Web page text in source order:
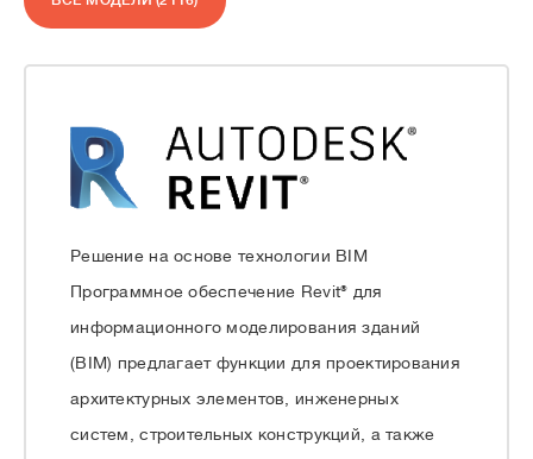
Решение на основе технологии BIM
Программное обеспечение Revit® для
информационного моделирования зданий
(BIM) предлагает функции для проектирования
архитектурных элементов, инженерных
систем, строительных конструкций, а также